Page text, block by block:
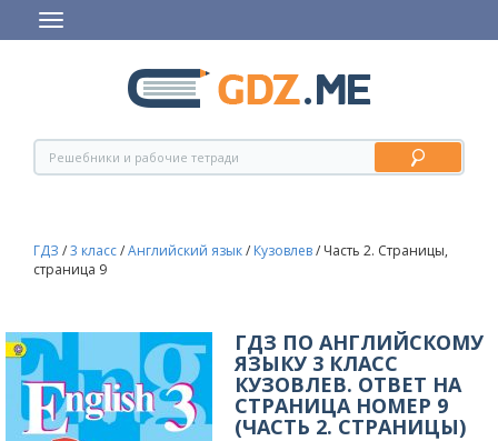
ГДЗ /3 класс/Английский язык/ Кузовлев/ Часть 2. Страницы,
страница 9
ГДЗ ПО АНГЛИЙСКОМУ
ЯЗЫКУ 3 КЛАСС
КУЗОВЛЕВ. ОТВЕТ НА
СТРАНИЦА НОМЕР 9
(ЧАСТЬ 2. СТРАНИЦЫ)